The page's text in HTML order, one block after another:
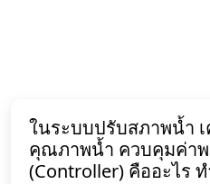
ในระบบปรับสภาพน้ำ
คุณภาพน้ำ ควบคุมค่าพ
(Controller) คืออะไร